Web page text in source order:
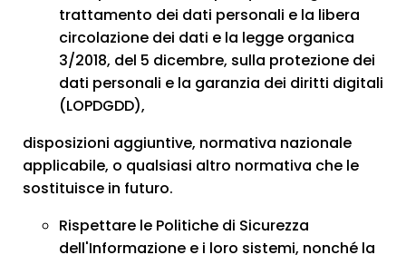
trattamento dei dati personali e la libera
circolazione dei dati e la legge organica
3/2018, del 5 dicembre, sulla protezione dei
dati personali e la garanzia dei diritti digitali
(LOPDGDD),
disposizioni aggiuntive, normativa nazionale
applicabile, o qualsiasi altro normativa che le
sostituisce in futuro.
Rispettare le Politiche di Sicurezza
dell'Informazione e i loro sistemi, nonché la